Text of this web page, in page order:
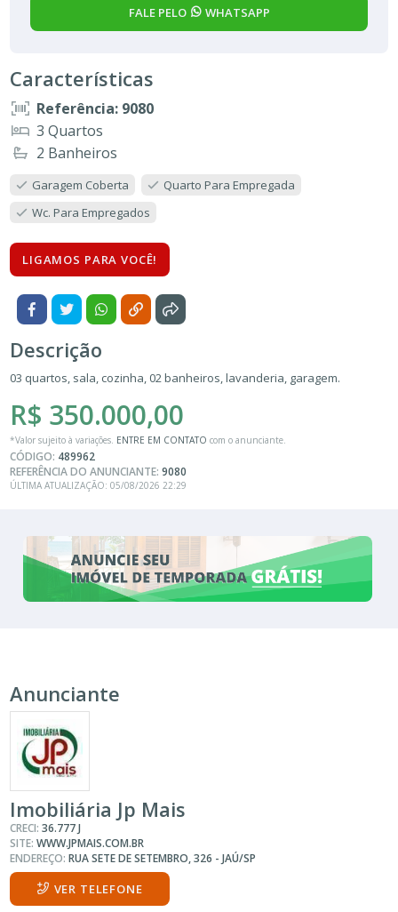
FALE PELO WHATSAPP
Características
Referência: 9080
3 Quartos
2 Banheiros
Garagem Coberta
Quarto Para Empregada
Wc. Para Empregados
LIGAMOS PARA VOCÊ!
Descrição
03 quartos, sala, cozinha, 02 banheiros, lavanderia, garagem.
R$ 350.000,00
*Valor sujeito à variações. ENTRE EM CONTATO com o anunciante.
CÓDIGO: 489962
REFERÊNCIA DO ANUNCIANTE:9080
ÚLTIMA ATUALIZAÇÃO: 05/08/2026 22:29
Anunciante
Imobiliária Jp Mais
CRECI:36.777 J
SITE:WWW.JPMAIS.COM.BR
ENDEREÇO:RUA SETE DE SETEMBRO, 326 - JAÚ/SP
VER TELEFONE